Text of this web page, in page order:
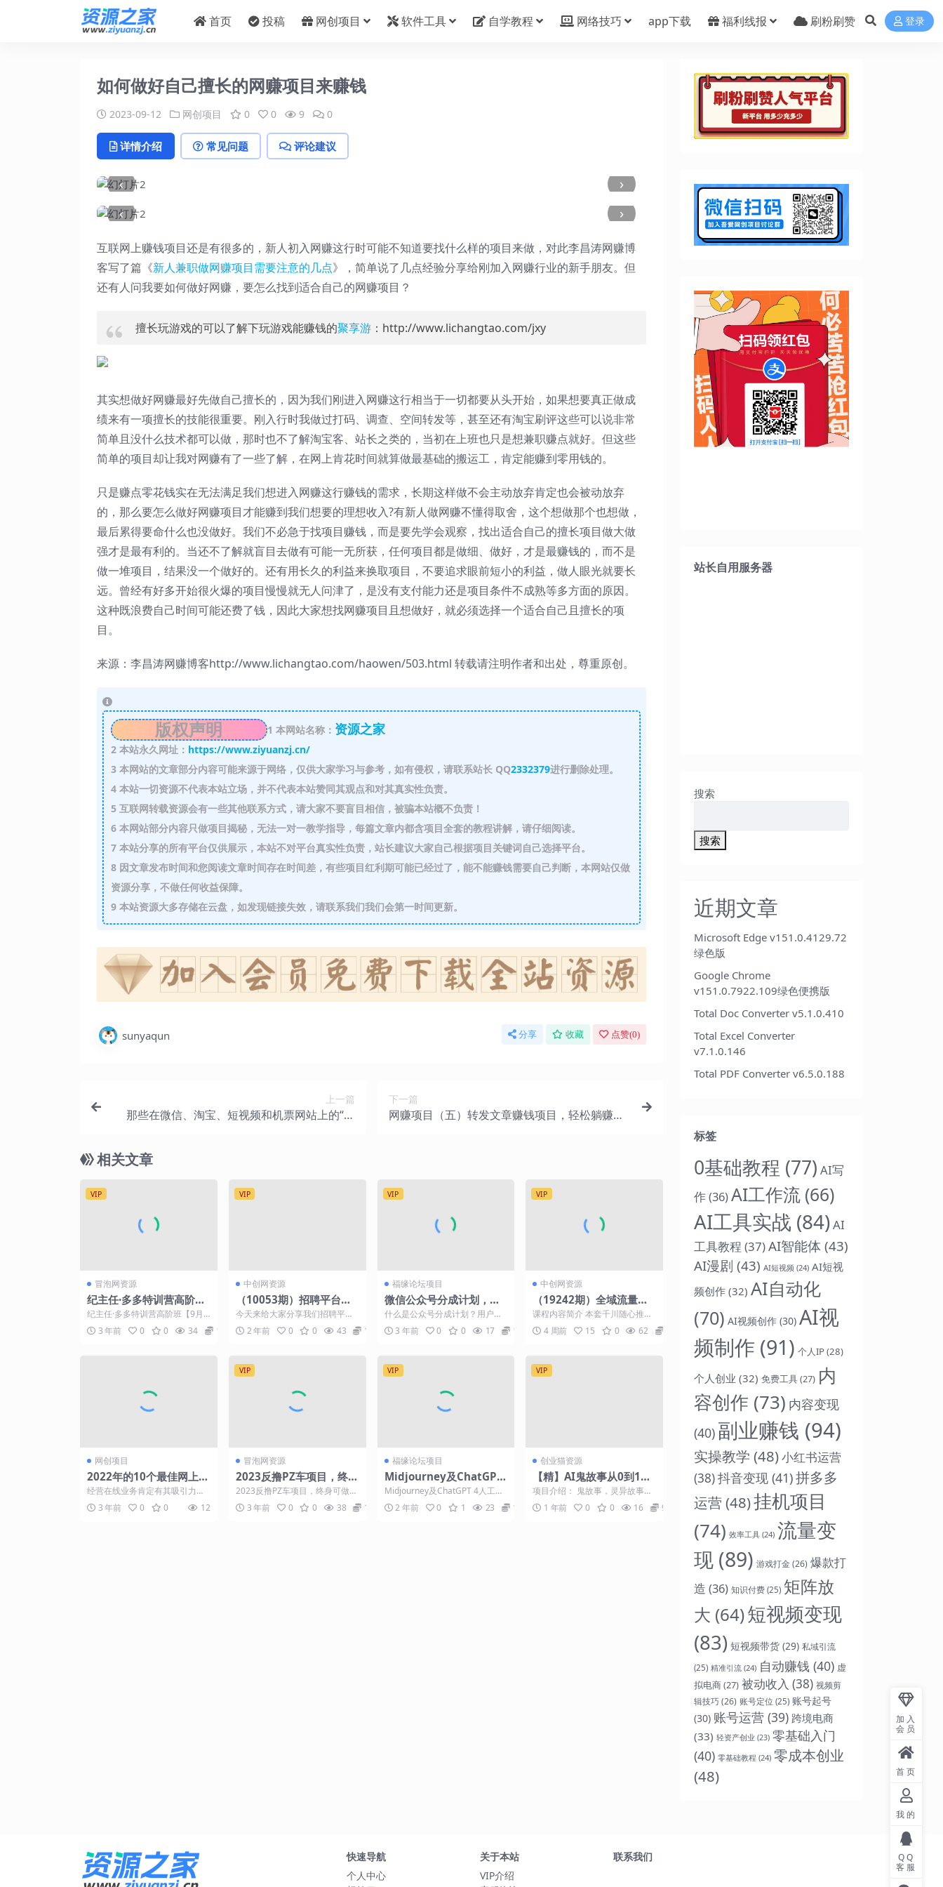
首页 投稿 网创项目 软件工具 自学教程 网络技巧 app下载 福利线报 刷粉刷赞 登录
如何做好自己擅长的网赚项目来赚钱
2023-09-12 网创项目 0 0 9 0
详情介绍 常见问题 评论建议
‹
›
‹
›
互联网上赚钱项目还是有很多的，新人初入网赚这行时可能不知道要找什么样的项目来做，对此李昌涛网赚博
客写了篇《新人兼职做网赚项目需要注意的几点》，简单说了几点经验分享给刚加入网赚行业的新手朋友。但
还有人问我要如何做好网赚，要怎么找到适合自己的网赚项目？
擅长玩游戏的可以了解下玩游戏能赚钱的聚享游 ：http://www.lichangtao.com/jxy
其实想做好网赚最好先做自己擅长的，因为我们刚进入网赚这行相当于一切都要从头开始，如果想要真正做成
绩来有一项擅长的技能很重要。刚入行时我做过打码、调查、空间转发等，甚至还有淘宝刷评这些可以说非常
简单且没什么技术都可以做，那时也不了解淘宝客、站长之类的，当初在上班也只是想兼职赚点就好。但这些
简单的项目却让我对网赚有了一些了解，在网上肯花时间就算做最基础的搬运工，肯定能赚到零用钱的。
只是赚点零花钱实在无法满足我们想进入网赚这行赚钱的需求，长期这样做不会主动放弃肯定也会被动放弃
的，那么要怎么做好网赚项目才能赚到我们想要的理想收入?有新人做网赚不懂得取舍，这个想做那个也想做，
最后累得要命什么也没做好。我们不必急于找项目赚钱，而是要先学会观察，找出适合自己的擅长项目做大做
强才是最有利的。当还不了解就盲目去做有可能一无所获，任何项目都是做细、做好，才是最赚钱的，而不是
做一堆项目，结果没一个做好的。还有用长久的利益来换取项目，不要追求眼前短小的利益，做人眼光就要长
远。曾经有好多开始很火爆的项目慢慢就无人问津了，是没有支付能力还是项目条件不成熟等多方面的原因。
这种既浪费自己时间可能还费了钱，因此大家想找网赚项目且想做好，就必须选择一个适合自己且擅长的项
目。
来源：李昌涛网赚博客http://www.lichangtao.com/haowen/503.html 转载请注明作者和出处，尊重原创。
版权声明 1 本网站名称： 资源之家
2本站永久网址： https://www.ziyuanzj.cn/
3本网站的文章部分内容可能来源于网络，仅供大家学习与参考，如有侵权，请联系站长 QQ2332379进行删除处理。
4本站一切资源不代表本站立场，并不代表本站赞同其观点和对其真实性负责。
5互联网转载资源会有一些其他联系方式，请大家不要盲目相信，被骗本站概不负责！
6本网站部分内容只做项目揭秘，无法一对一教学指导，每篇文章内都含项目全套的教程讲解，请仔细阅读。
7本站分享的所有平台仅供展示，本站不对平台真实性负责，站长建议大家自己根据项目关键词自己选择平台。
8因文章发布时间和您阅读文章时间存在时间差，有些项目红利期可能已经过了，能不能赚钱需要自己判断，本网站仅做
资源分享，不做任何收益保障。
9本站资源大多存储在云盘，如发现链接失效，请联系我们我们会第一时间更新。
sunyaqun 分享 收藏 点赞(0)
上一篇
那些在微信、淘宝、短视频和机票网站上的“偏
下一篇
网赚项目（五）转发文章赚钱项目，轻松躺赚月
相关文章
VIP
冒泡网资源
纪主任·多多特训营高阶班
【9月13日更新】，拼多
多最新玩法技巧落地实操
纪主任·多多特训营高阶班【9月1
3日更新】，拼多多最新玩法技巧
落地实操 课程内容...
3 年前 0 0 34 10
VIP
中创网资源
（10053期）招聘平台最
新创业粉引流技术，简单
操作日引创业粉400+，每
日稳定变现4000+
今天来给大家分享我们招聘平台
引流创业粉每天400+的方法，也
是外面卖6980的教...
2 年前 0 0 43 10
VIP
福缘论坛项目
微信公众号分成计划，每
天操作10分钟，最适合小
白的副业
什么是公众号分成计划？用户注
册订阅号，并开通流量主我每天
提供文章，你只需要每天按...
3 年前 0 0 17 10
VIP
中创网资源
（19242期）全域流量打
法一网打尽，千川随心推
从基础功能到高阶投放，
助你低成本高效起号稳产
课程内容简介 本套千川随心推全
域进阶实操课搭建完整投放闭
环，讲解全域流量底层逻辑...
4 周前 15 0 62
网创项目
2022年的10个最佳网上创
业点子
经营在线业务肯定有其吸引力，
但它也伴随着自己的一系列挑
战。事实是，创办任何类型的...
3 年前 0 0 12
VIP
冒泡网资源
2023反撸PZ车项目，终身
可做的绿色项目，一天保
底一张，简单、无脑操作
【仅揭秘】
2023反撸PZ车项目，终身可做的
绿色项目，一天保底一张，简
单、无脑操作【仅揭秘...
3 年前 0 0 38 10
VIP
福缘论坛项目
Midjourney及ChatGPT
4人工智能生成艺术图像综
合指南-9节课-中英字幕
Midjourney及ChatGPT 4人工智
能生成艺术图像综合指南-中英字
幕 ...2 年前 0 1 23 10
VIP
创业猫资源
【精】AI鬼故事从0到1全
流程拆解，非常详细，全
是干货
项目介绍： 鬼故事，灵异故事，
民间故事等内容一直是各大自媒
体平台的热门赛道，热门...
1 年前 0 0 16 9.9
站长自用服务器
搜索
搜索
近期文章
Microsoft Edge v151.0.4129.72
绿色版
Google Chrome
v151.0.7922.109绿色便携版
Total Doc Converter v5.1.0.410
Total Excel Converter
v7.1.0.146
Total PDF Converter v6.5.0.188
标签
0基础教程 (77) AI写
作(36)AI工作流 (66)
AI工具实战 (84)AI
工具教程 (37)AI智能体 (43)
AI漫剧 (43) AI短视频 (24) AI短视
频创作 (32) AI自动化
(70) AI视频创作 (30) AI视
频制作 (91) 个人IP(28)
个人创业 (32) 免费工具(27) 内
容创作 (73) 内容变现
(40) 副业赚钱 (94)
实操教学 (48)小红书运营
(38)抖音变现 (41)拼多多
运营 (48)挂机项目
(74) 效率工具 (24) 流量变
现 (89) 游戏打金(26) 爆款打
造 (36) 知识付费 (25) 矩阵放
大 (64)短视频变现
(83) 短视频带货 (29) 私域引流
(25) 精准引流 (24) 自动赚钱 (40) 虚
拟电商(27) 被动收入 (38) 视频剪
辑技巧(26) 账号定位 (25) 账号起号
(30) 账号运营 (39) 跨境电商
(33) 轻资产创业 (23) 零基础入门
(40) 零基础教程 (24) 零成本创业
(48)
快速导航
个人中心
关于本站
VIP介绍
联系我们
加入
会员
首页
我的
QQ
客服